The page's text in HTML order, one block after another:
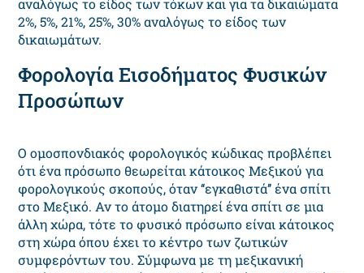
αναλόγως το είδος των τόκων και για τα δικαιώματα
2%, 5%, 21%, 25%, 30% αναλόγως το είδος των
δικαιωμάτων.
Φορολογία Εισοδήματος Φυσικών
Προσώπων
Ο ομοσπονδιακός φορολογικός κώδικας προβλέπει
ότι ένα πρόσωπο θεωρείται κάτοικος Μεξικού για
φορολογικούς σκοπούς, όταν ‘‘εγκαθιστά’’ ένα σπίτι
στο Μεξικό. Αν το άτομο διατηρεί ένα σπίτι σε μια
άλλη χώρα, τότε το φυσικό πρόσωπο είναι κάτοικος
στη χώρα όπου έχει το κέντρο των ζωτικών
συμφερόντων του. Σύμφωνα με τη μεξικανική